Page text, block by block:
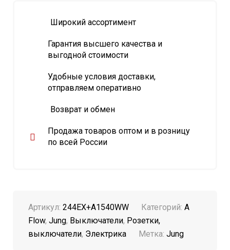
Широкий ассортимент
Гарантия высшего качества и
выгодной стоимости
Удобные условия доставки,
отправляем оперативно
Возврат и обмен
Продажа товаров оптом и в розницу
по всей России
Артикул: 244EX+A1540WW Категорий: A
Flow, Jung, Выключатели, Розетки,
выключатели, Электрика Метка: Jung